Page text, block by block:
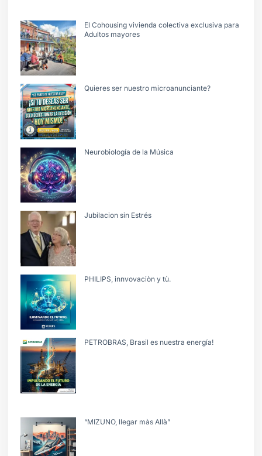
El Cohousing vivienda colectiva exclusiva para
Adultos mayores
Quieres ser nuestro microanunciante?
Neurobiología de la Música
Jubilacion sin Estrés
PHILIPS, innvovaciòn y tù.
PETROBRAS, Brasil es nuestra energía!
“MIZUNO, llegar màs Allà”